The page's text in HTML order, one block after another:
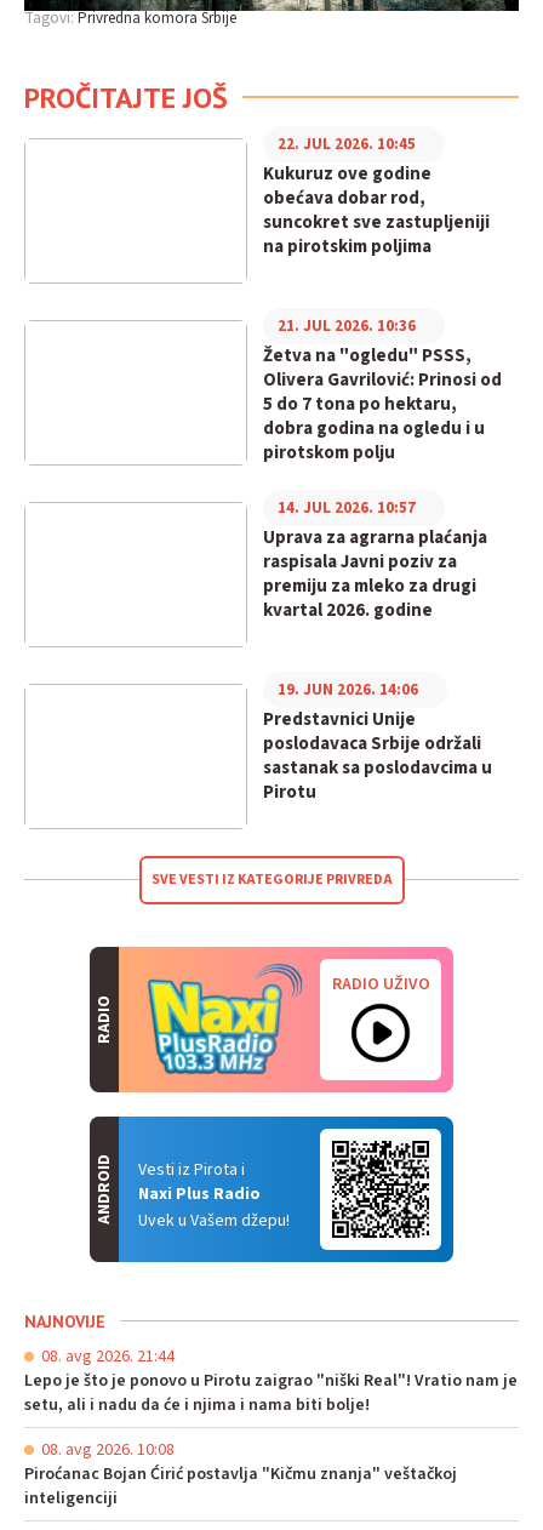
Tagovi:Privredna komora Srbije
PROČITAJTE JOŠ
Kukuruz ove godine
obećava dobar rod,
suncokret sve zastupljeniji
na pirotskim poljima
22. JUL 2026. 10:45
Žetva na "ogledu" PSSS,
Olivera Gavrilović: Prinosi od
5 do 7 tona po hektaru,
dobra godina na ogledu i u
pirotskom polju
21. JUL 2026. 10:36
Uprava za agrarna plaćanja
raspisala Javni poziv za
premiju za mleko za drugi
kvartal 2026. godine
14. JUL 2026. 10:57
Predstavnici Unije
poslodavaca Srbije održali
sastanak sa poslodavcima u
Pirotu
19. JUN 2026. 14:06
SVE VESTI IZ KATEGORIJE PRIVREDA
RADIO
RADIO UŽIVO
Vesti iz Pirota i
Naxi Plus Radio
Uvek u Vašem džepu!
ANDROID
NAJNOVIJE
08. avg 2026. 21:44
Lepo je što je ponovo u Pirotu zaigrao "niški Real"! Vratio nam je
setu, ali i nadu da će i njima i nama biti bolje!
08. avg 2026. 10:08
Piroćanac Bojan Ćirić postavlja "Kičmu znanja" veštačkoj
inteligenciji